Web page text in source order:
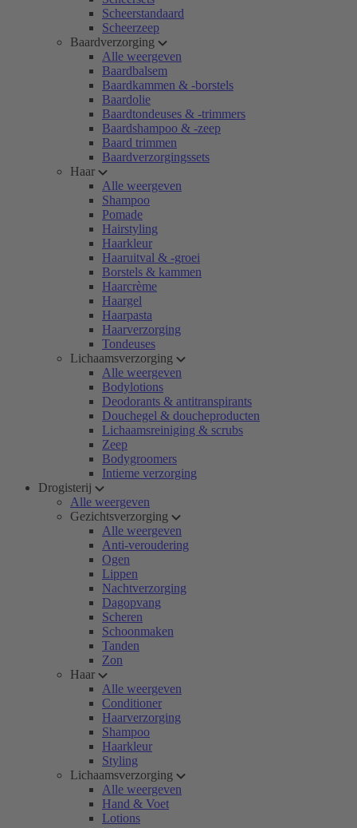
Scheerstandaard
Scheerzeep
Baardverzorging
Alle weergeven
Baardbalsem
Baardkammen & -borstels
Baardolie
Baardtondeuses & -trimmers
Baardshampoo & -zeep
Baard trimmen
Baardverzorgingssets
Haar
Alle weergeven
Shampoo
Pomade
Hairstyling
Haarkleur
Haaruitval & -groei
Borstels & kammen
Haarcrème
Haargel
Haarpasta
Haarverzorging
Tondeuses
Lichaamsverzorging
Alle weergeven
Bodylotions
Deodorants & antitranspirants
Douchegel & doucheproducten
Lichaamsreiniging & scrubs
Zeep
Bodygroomers
Intieme verzorging
Drogisterij
Alle weergeven
Gezichtsverzorging
Alle weergeven
Anti-veroudering
Ogen
Lippen
Nachtverzorging
Dagopvang
Scheren
Schoonmaken
Tanden
Zon
Haar
Alle weergeven
Conditioner
Haarverzorging
Shampoo
Haarkleur
Styling
Lichaamsverzorging
Alle weergeven
Hand & Voet
Lotions